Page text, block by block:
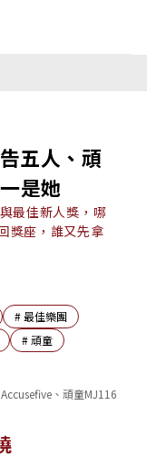
五人、頑
是她
最佳新人獎，哪
獎座，誰又先拿
#最佳樂團
#頑童
、頑童MJ116